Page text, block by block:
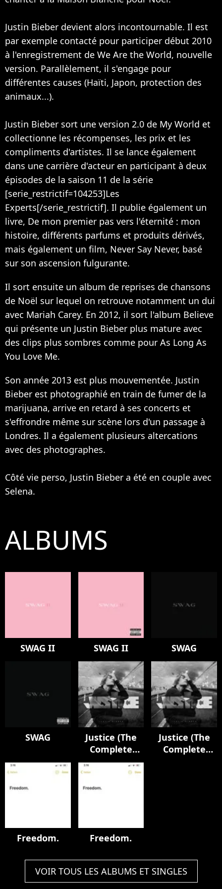
Justin Bieber devient alors incontournable. Il est
par exemple contacté pour participer début 2010
à l'enregistrement de We Are the World, nouvelle
version. Parallèlement, il s'engage pour
différentes causes (Haïti, Japon, protection des
animaux...).
Justin Bieber sort une version 2.0 de My World et
collectionne les récompenses, les prix et les
compliments d'artistes. Il se lance également
dans une carrière d'acteur en participant à deux
épisodes de la saison 11 de la série
[serie_restrictif=104253]Les
Experts[/serie_restrictif]. Il publie également un
livre, De mon premier pas vers l'éternité : mon
histoire, différents parfums et produits dérivés,
mais également un film, Never Say Never, basé
sur son ascension fulgurante.
Il sort ensuite un album de reprises de chansons
de Noël sur lequel on retrouve notamment un dui
avec Mariah Carey. En 2012, il sort l'album Believe
qui présente un Justin Bieber plus mature avec
des clips plus sombres comme pour As Long As
You Love Me.
Son année 2013 est plus mouvementée. Justin
Bieber est photographié en train de fumer de la
marijuana, arrive en retard à ses concerts et
s'effrondre même sur scène lors d'un passage à
Londres. Il a également plusieurs altercations
avec des photographes.
Côté vie perso, Justin Bieber a été en couple avec
Selena.
ALBUMS
SWAG II SWAG II SWAG
SWAG
Justice (The
Complete
Edition)
Justice (The
Complete
Freedom. Freedom.
VOIR TOUS LES ALBUMS ET SINGLES